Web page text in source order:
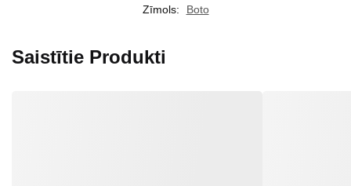
Zīmols:
Boto
Saistītie Produkti